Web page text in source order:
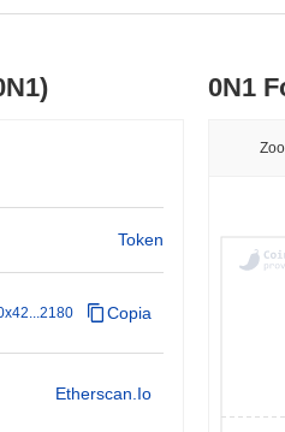
Token
Copia
Etherscan.io
0N1